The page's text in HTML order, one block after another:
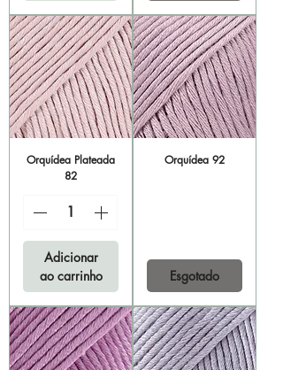
Orquídea Plateada
82
Adicionar
ao carrinho
Orquídea 92
Esgotado